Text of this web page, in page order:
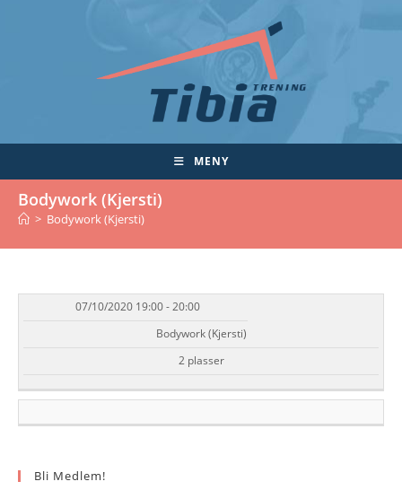
MENY
Bodywork (Kjersti)
> Bodywork (Kjersti)
DATO/TID EVENT TILGJENGELIGHET
07/10/2020 19:00 - 20:00
Bodywork (Kjersti)
2 plasser
Bli Medlem!